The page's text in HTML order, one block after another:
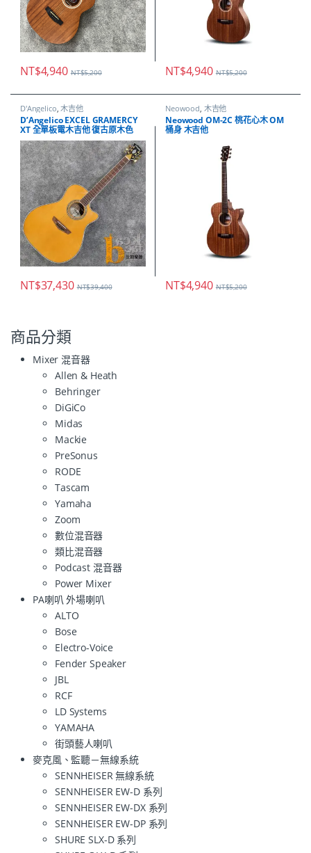
NT$4,940 NT$5,200 NT$4,940 NT$5,200
D'Angelico ,木吉他
D’Angelico EXCEL GRAMERCY
XT 全單板電木吉他 復古原木色
NT$37,430 NT$39,400
Neowood 木吉他
Neowood OM-2C 桃花心木 OM
桶身 木吉他
NT$4,940 NT$5,200
商品分類
Mixer 混音器
Allen & Heath
Behringer
DiGiCo
Midas
Mackie
PreSonus
RODE
Tascam
Yamaha
Zoom
數位混音器
類比混音器
Podcast 混音器
Power Mixer
PA喇叭 外場喇叭
ALTO
Bose
Electro-Voice
Fender Speaker
JBL
RCF
LD Systems
YAMAHA
街頭藝人喇叭
麥克風、監聽－無線系統
SENNHEISER 無線系統
SENNHEISER EW-D 系列
SENNHEISER EW-DX 系列
SENNHEISER EW-DP 系列
SHURE SLX-D 系列